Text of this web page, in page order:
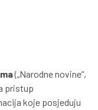
(„Narodne novine“,
pristup
koje posjeduju